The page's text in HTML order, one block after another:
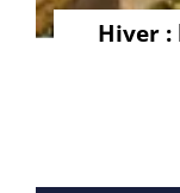
Hiver :